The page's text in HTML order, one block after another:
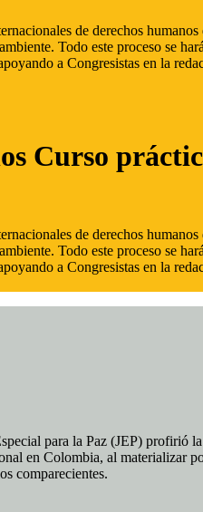
de derechos
Todo este proceso se
a Congresistas en la
Curso
de derechos
Todo este proceso se
a Congresistas en la
para la Paz (JEP) profirió
en Colombia, al materializar
comparecientes.